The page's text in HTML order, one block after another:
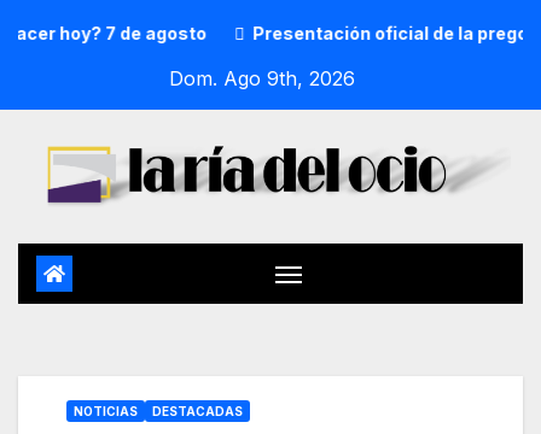
hoy? 7 de agosto Presentación oficial de la pregonera
Dom. Ago 9th, 2026
NOTICIAS DESTACADAS